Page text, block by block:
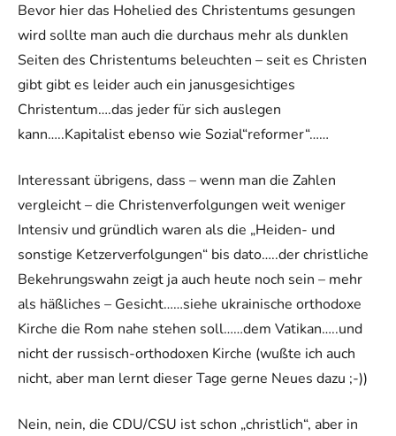
Bevor hier das Hohelied des Christentums gesungen
wird sollte man auch die durchaus mehr als dunklen
Seiten des Christentums beleuchten – seit es Christen
gibt gibt es leider auch ein janusgesichtiges
Christentum….das jeder für sich auslegen
kann…..Kapitalist ebenso wie Sozial“reformer“……
Interessant übrigens, dass – wenn man die Zahlen
vergleicht – die Christenverfolgungen weit weniger
Intensiv und gründlich waren als die „Heiden- und
sonstige Ketzerverfolgungen“ bis dato…..der christliche
Bekehrungswahn zeigt ja auch heute noch sein – mehr
als häßliches – Gesicht……siehe ukrainische orthodoxe
Kirche die Rom nahe stehen soll……dem Vatikan…..und
nicht der russisch-orthodoxen Kirche (wußte ich auch
nicht, aber man lernt dieser Tage gerne Neues dazu ;-))
Nein, nein, die CDU/CSU ist schon „christlich“, aber in